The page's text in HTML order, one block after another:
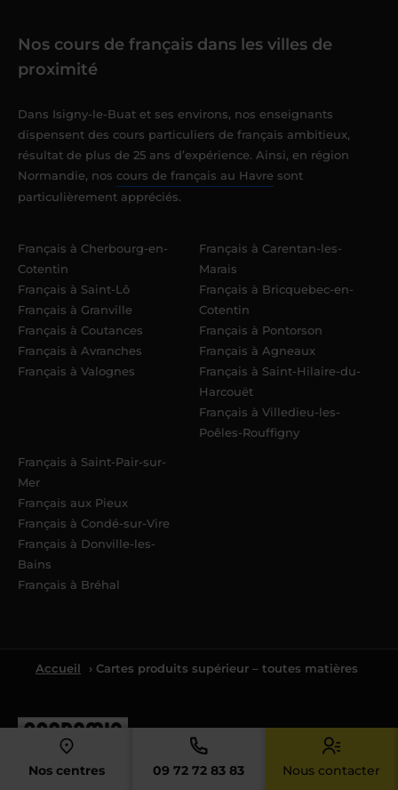
Nos centres 09 72 72 83 83 Nous contacter
Nos cours de français dans les villes de
proximité
Dans Isigny-le-Buat et ses environs, nos enseignants
dispensent des cours particuliers de français ambitieux,
résultat de plus de 25 ans d’expérience. Ainsi, en région
Normandie, nos cours de français au Havre sont
particulièrement appréciés.
Français à Cherbourg-en-
Cotentin
Français à Saint-Lô
Français à Granville
Français à Coutances
Français à Avranches
Français à Valognes
Français à Carentan-les-
Marais
Français à Bricquebec-en-
Cotentin
Français à Pontorson
Français à Agneaux
Français à Saint-Hilaire-du-
Harcouët
Français à Villedieu-les-
Poêles-Rouffigny
Français à Saint-Pair-sur-
Mer
Français aux Pieux
Français à Condé-sur-Vire
Français à Donville-les-
Bains
Français à Bréhal
Accueil › Cartes produits supérieur – toutes matières